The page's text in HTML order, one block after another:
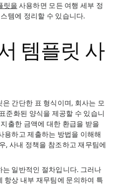
릿을 사용하면 모든 여행 세부 정
템에 정리할 수 있습니다.
템플릿 사
간단한 표 형식이며, 회사는 모
준화된 양식을 제공할 수 있습니
출한 금액에 대한 환급을 받을
용하고 제출하는 방법을 이해해
, 사내 정책을 참조하고 재무팀에
일반적인 절차입니다. 그러나
항상 내부 재무팀에 문의하여 특